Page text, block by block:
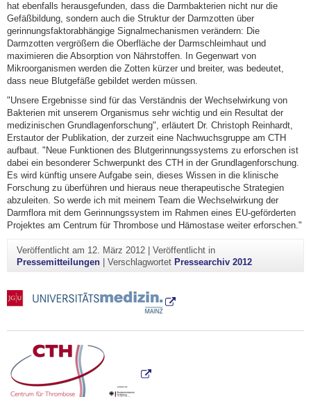
hat ebenfalls herausgefunden, dass die Darmbakterien nicht nur die
Gefäßbildung, sondern auch die Struktur der Darmzotten über
gerinnungsfaktorabhängige Signalmechanismen verändern: Die
Darmzotten vergrößern die Oberfläche der Darmschleimhaut und
maximieren die Absorption von Nährstoffen. In Gegenwart von
Mikroorganismen werden die Zotten kürzer und breiter, was bedeutet,
dass neue Blutgefäße gebildet werden müssen.
"Unsere Ergebnisse sind für das Verständnis der Wechselwirkung von
Bakterien mit unserem Organismus sehr wichtig und ein Resultat der
medizinischen Grundlagenforschung", erläutert Dr. Christoph Reinhardt,
Erstautor der Publikation, der zurzeit eine Nachwuchsgruppe am CTH
aufbaut. "Neue Funktionen des Blutgerinnungssystems zu erforschen ist
dabei ein besonderer Schwerpunkt des CTH in der Grundlagenforschung.
Es wird künftig unsere Aufgabe sein, dieses Wissen in die klinische
Forschung zu überführen und hieraus neue therapeutische Strategien
abzuleiten. So werde ich mit meinem Team die Wechselwirkung der
Darmflora mit dem Gerinnungssystem im Rahmen eines EU-geförderten
Projektes am Centrum für Thrombose und Hämostase weiter erforschen."
Veröffentlicht am 12. März 2012| Veröffentlicht in
Pressemitteilungen| Verschlagwortet Pressearchiv 2012